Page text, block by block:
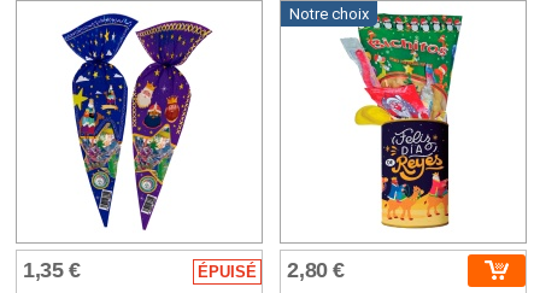
1,35 € ÉPUISÉ
Notre choix
2,80 €